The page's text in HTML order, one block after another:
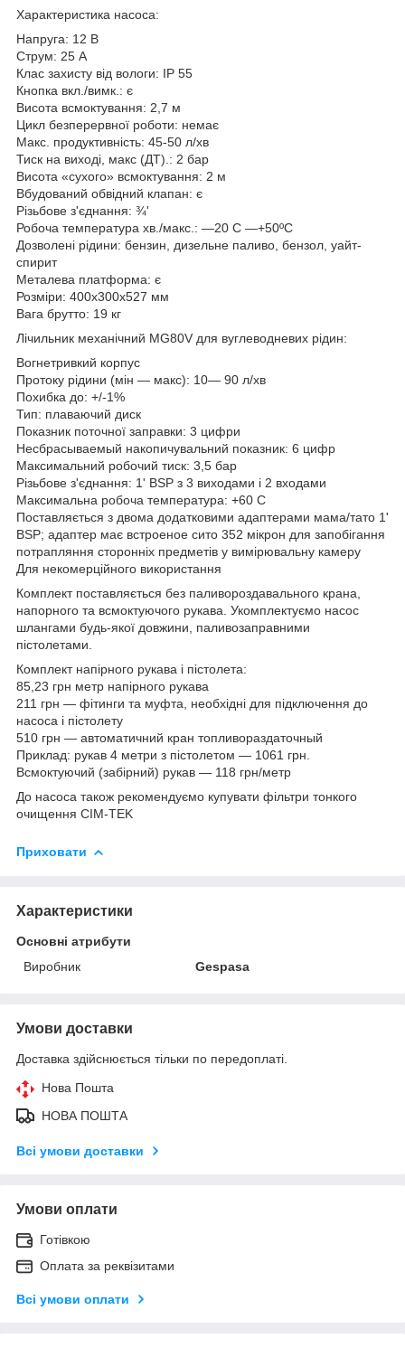
Характеристика насоса:
Напруга: 12 В
Струм: 25 А
Клас захисту від вологи: IP 55
Кнопка вкл./вимк.: є
Висота всмоктування: 2,7 м
Цикл безперервної роботи: немає
Макс. продуктивність: 45-50 л/хв
Тиск на виході, макс (ДТ).: 2 бар
Висота «сухого» всмоктування: 2 м
Вбудований обвідний клапан: є
Різьбове з'єднання: ¾'
Робоча температура хв./макс.: —20 C —+50ºC
Дозволені рідини: бензин, дизельне паливо, бензол, уайт-
спирит
Металева платформа: є
Розміри: 400x300x527 мм
Вага брутто: 19 кг
Лічильник механічний MG80V для вуглеводневих рідин:
Вогнетривкий корпус
Протоку рідини (мін — макс): 10— 90 л/хв
Похибка до: +/-1%
Тип: плаваючий диск
Показник поточної заправки: 3 цифри
Несбрасываемый накопичувальний показник: 6 цифр
Максимальний робочий тиск: 3,5 бар
Різьбове з'єднання: 1' BSP з 3 виходами і 2 входами
Максимальна робоча температура: +60 C
Поставляється з двома додатковими адаптерами мама/тато 1'
BSP; адаптер має встроеное сито 352 мікрон для запобігання
потрапляння сторонніх предметів у вимірювальну камеру
Для некомерційного використання
Комплект поставляється без паливороздавального крана,
напорного та всмоктуючого рукава. Укомплектуємо насос
шлангами будь-якої довжини, паливозаправними
пістолетами.
Комплект напірного рукава і пістолета:
85,23 грн метр напірного рукава
211 грн — фітинги та муфта, необхідні для підключення до
насоса і пістолету
510 грн — автоматичний кран топливораздаточный
Приклад: рукав 4 метри з пістолетом — 1061 грн.
Всмоктуючий (забірний) рукав — 118 грн/метр
До насоса також рекомендуємо купувати фільтри тонкого
очищення CIM-TEK
Приховати
Характеристики
Основні атрибути
Виробник
Gespasa
Умови доставки
Доставка здійснюється тільки по передоплаті.
Нова Пошта
НОВА ПОШТА
Всі умови доставки
Умови оплати
Готівкою
Оплата за реквізитами
Всі умови оплати